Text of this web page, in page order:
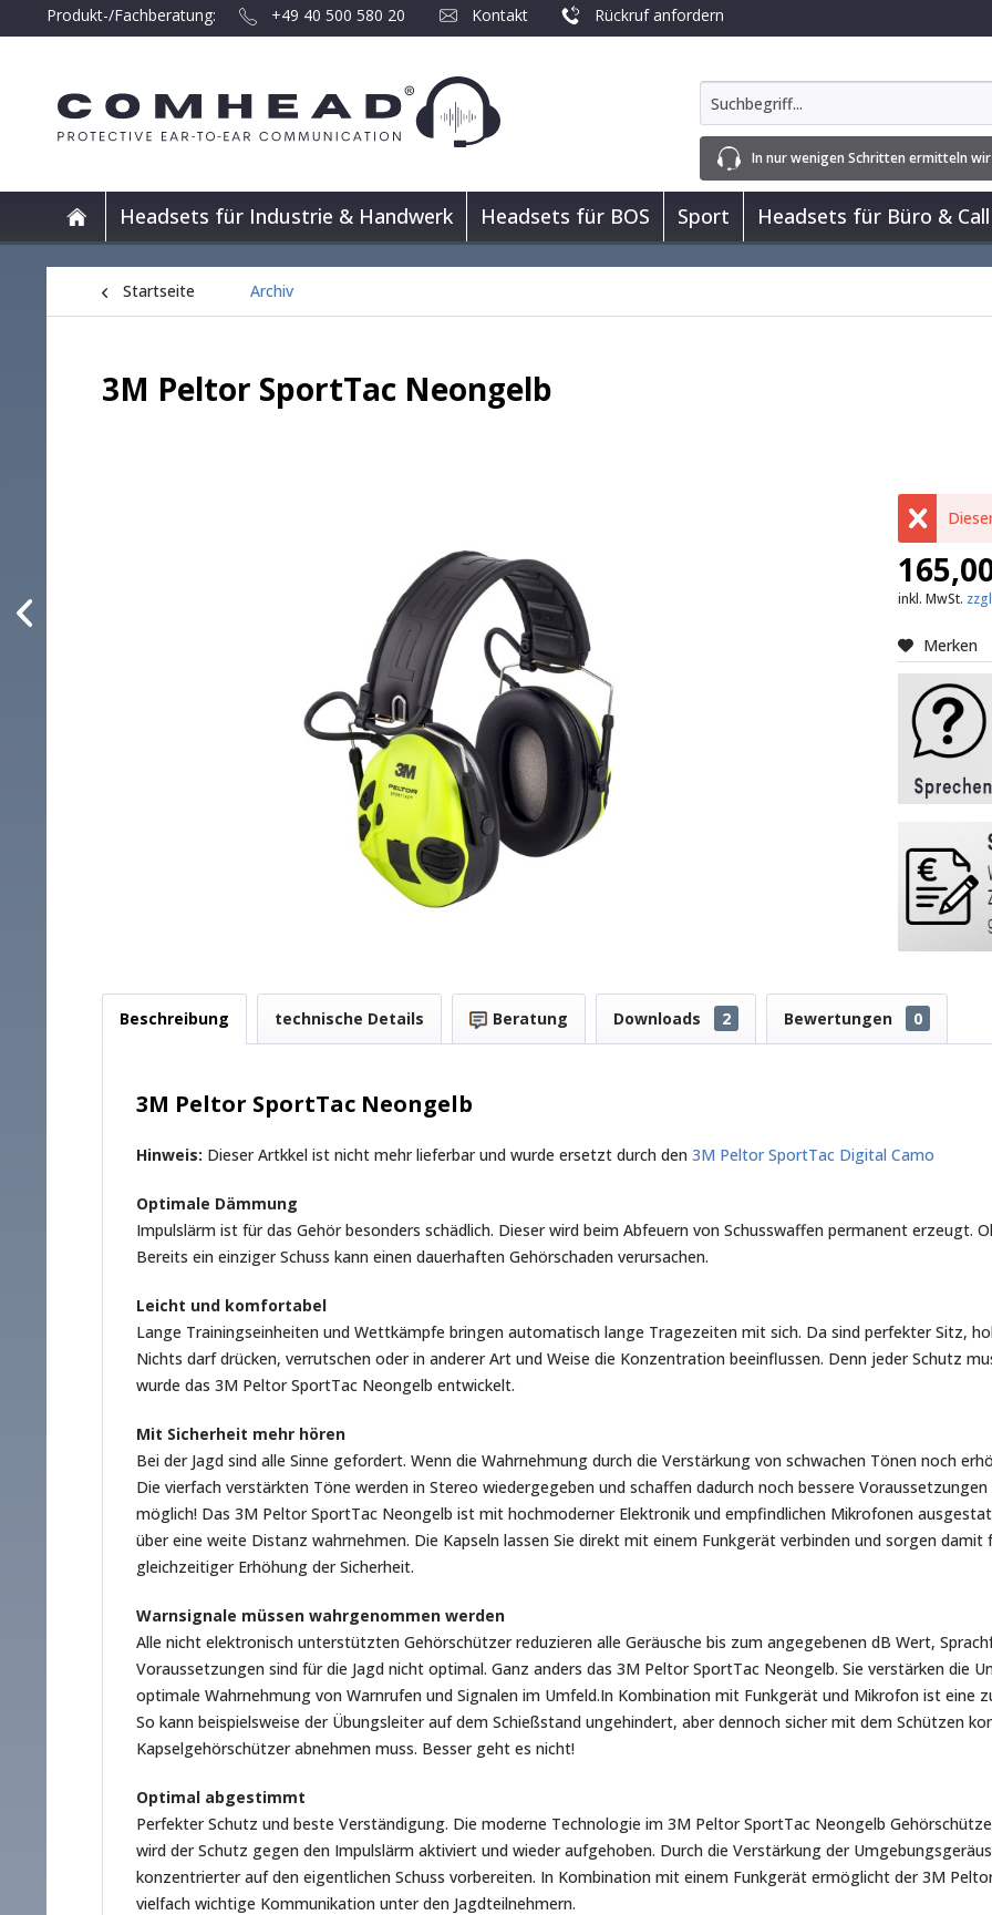
Produkt-/Fachberatung: +49 40 500 580 20 Kontakt Rückruf anfordern
In nur wenigen Schritten ermitteln
Headsets für Industrie & Handwerk Headsets für BOS Sport Headsets für Büro &
Startseite Archiv
3M Peltor SportTac Neongelb
inkl. MwSt.
Merken
Beschreibung technische Details Beratung Downloads 2 Bewertungen 0
3M Peltor SportTac Neongelb
Hinweis: Dieser Artkkel ist nicht mehr lieferbar und wurde ersetzt durch den 3M Peltor SportTac Digital Camo
Optimale Dämmung
Impulslärm ist für das Gehör besonders schädlich. Dieser wird beim Abfeuern von Schusswaffen permanent erzeugt.
Bereits ein einziger Schuss kann einen dauerhaften Gehörschaden verursachen.
Leicht und komfortabel
Lange Trainingseinheiten und Wettkämpfe bringen automatisch lange Tragezeiten mit sich. Da sind perfekter Sitz,
Nichts darf drücken, verrutschen oder in anderer Art und Weise die Konzentration beeinflussen. Denn jeder Schutz
wurde das 3M Peltor SportTac Neongelb entwickelt.
Mit Sicherheit mehr hören
Bei der Jagd sind alle Sinne gefordert. Wenn die Wahrnehmung durch die Verstärkung von schwachen Tönen noch
Die vierfach verstärkten Töne werden in Stereo wiedergegeben und schaffen dadurch noch bessere
möglich! Das 3M Peltor SportTac Neongelb ist mit hochmoderner Elektronik und empfindlichen Mikrofonen
über eine weite Distanz wahrnehmen. Die Kapseln lassen Sie direkt mit einem Funkgerät verbinden und sorgen
gleichzeitiger Erhöhung der Sicherheit.
Warnsignale müssen wahrgenommen werden
Alle nicht elektronisch unterstützten Gehörschützer reduzieren alle Geräusche bis zum angegebenen dB Wert,
Voraussetzungen sind für die Jagd nicht optimal. Ganz anders das 3M Peltor SportTac Neongelb. Sie verstärken die
optimale Wahrnehmung von Warnrufen und Signalen im Umfeld.In Kombination mit Funkgerät und Mikrofon ist eine
So kann beispielsweise der Übungsleiter auf dem Schießstand ungehindert, aber dennoch sicher mit dem Schützen
Kapselgehörschützer abnehmen muss. Besser geht es nicht!
Optimal abgestimmt
Perfekter Schutz und beste Verständigung. Die moderne Technologie im 3M Peltor SportTac Neongelb
wird der Schutz gegen den Impulslärm aktiviert und wieder aufgehoben. Durch die Verstärkung der
konzentrierter auf den eigentlichen Schuss vorbereiten. In Kombination mit einem Funkgerät ermöglicht der 3M
vielfach wichtige Kommunikation unter den Jagdteilnehmern.